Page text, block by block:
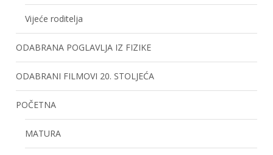
Vijeće roditelja
ODABRANA POGLAVLJA IZ FIZIKE
ODABRANI FILMOVI 20. STOLJEĆA
POČETNA
MATURA